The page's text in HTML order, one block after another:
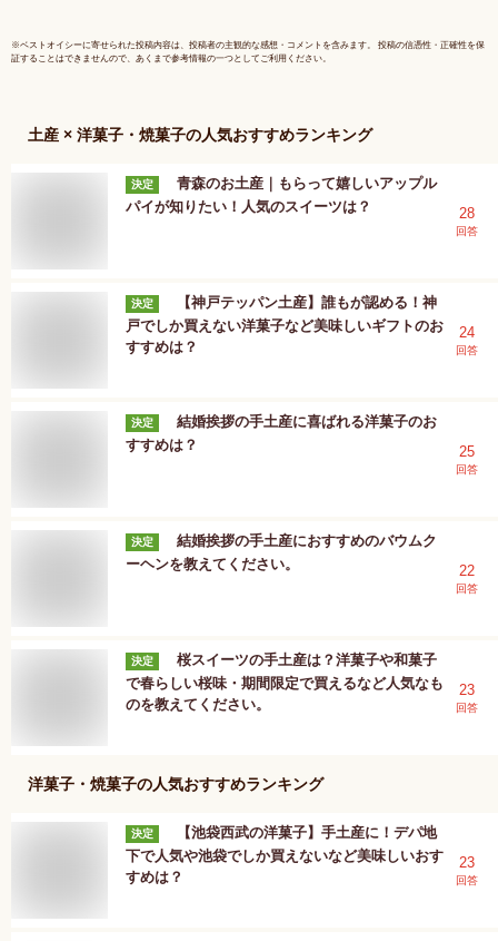
暮 バレンタイン
※ベストオイシーに寄せられた投稿内容は、投稿者の主観的な感想・コメントを含みます。 投稿の信憑性・正確性を保
証することはできませんので、あくまで参考情報の一つとしてご利用ください。
土産 × 洋菓子・焼菓子の人気おすすめランキング
決定
青森のお土産｜もらって嬉しいアップル
パイが知りたい！人気のスイーツは？
28
回答
決定
【神戸テッパン土産】誰もが認める！神
戸でしか買えない洋菓子など美味しいギフトのお
すすめは？
24
回答
決定
結婚挨拶の手土産に喜ばれる洋菓子のお
すすめは？
25
回答
決定
結婚挨拶の手土産におすすめのバウムク
ーヘンを教えてください。
22
回答
決定
桜スイーツの手土産は？洋菓子や和菓子
で春らしい桜味・期間限定で買えるなど人気なも
のを教えてください。
23
回答
洋菓子・焼菓子の人気おすすめランキング
決定
【池袋西武の洋菓子】手土産に！デパ地
下で人気や池袋でしか買えないなど美味しいおす
すめは？
23
回答